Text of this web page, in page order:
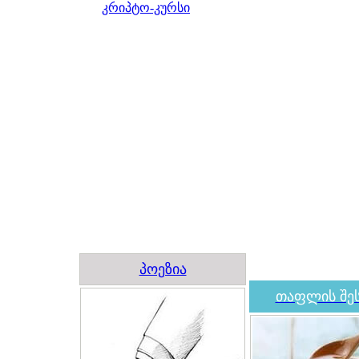
კრიპტო-კურსი
პოეზია
თაფლის